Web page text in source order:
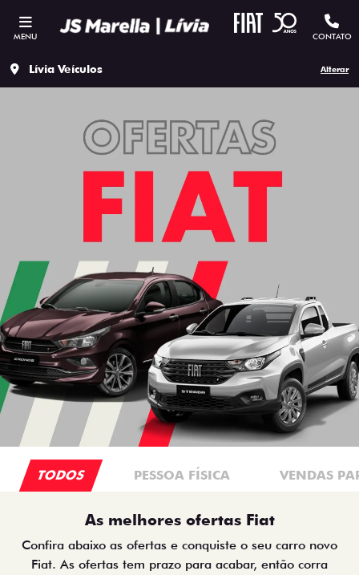
MENU CONTATO
Lívia Veículos Alterar
TODOS PESSOA FÍSICA VENDAS
As melhores ofertas Fiat
Confira abaixo as ofertas e conquiste o seu carro novo
Fiat. As ofertas tem prazo para acabar, então corra